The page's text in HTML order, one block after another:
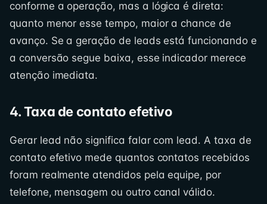
conforme a operação, mas a lógica é direta:
quanto menor esse tempo, maior a chance de
avanço. Se a geração de leads está funcionando e
a conversão segue baixa, esse indicador merece
atenção imediata.
4. Taxa de contato efetivo
Gerar lead não significa falar com lead. A taxa de
contato efetivo mede quantos contatos recebidos
foram realmente atendidos pela equipe, por
telefone, mensagem ou outro canal válido.